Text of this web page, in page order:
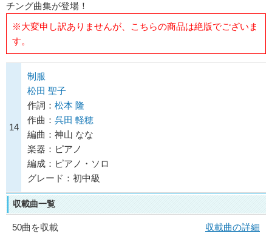
チング曲集が登場！
※大変申し訳ありませんが、こちらの商品は絶版でございま
す。
14
制服
松田 聖子
作詞： 松本 隆
作曲： 呉田 軽穂
編曲：神山 なな
楽器：ピアノ
編成：ピアノ・ソロ
グレード：初中級
収載曲一覧
50曲を収載
収載曲の詳細